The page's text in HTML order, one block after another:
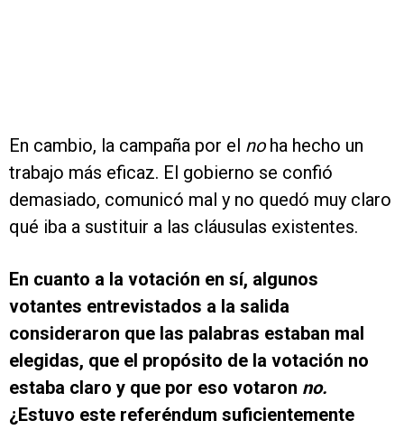
En cambio, la campaña por el noha hecho un
trabajo más eficaz. El gobierno se confió
demasiado, comunicó mal y no quedó muy claro
qué iba a sustituir a las cláusulas existentes.
En cuanto a la votación en sí, algunos
votantes entrevistados a la salida
consideraron que las palabras estaban mal
elegidas, que el propósito de la votación no
estaba claro y que por eso votaron no.
¿Estuvo este referéndum suficientemente